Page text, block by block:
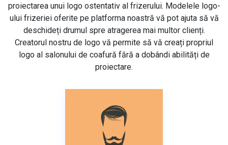
proiectarea unui logo ostentativ al frizerului. Modelele logo-
ului frizeriei oferite pe platforma noastră vă pot ajuta să vă
deschideți drumul spre atragerea mai multor clienți.
Creatorul nostru de logo vă permite să vă creați propriul
logo al salonului de coafură fără a dobândi abilități de
proiectare.